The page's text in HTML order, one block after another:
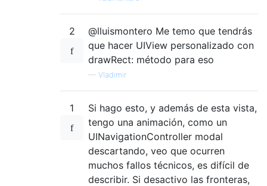
2
@lluismontero Me temo que tendrás
que hacer UIView personalizado con
drawRect: método para eso
— Vladimir
1
Si hago esto, y además de esta vista,
tengo una animación, como un
UINavigationController modal
descartando, veo que ocurren
muchos fallos técnicos, es difícil de
describir. Si desactivo las fronteras,